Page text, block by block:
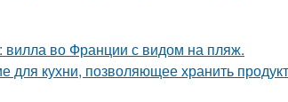
во Франции с видом на пляж.
кухни, позволяющее хранить